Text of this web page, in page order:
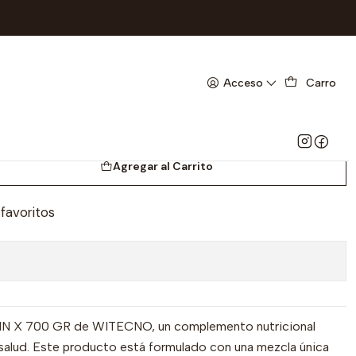
Acceso Carro
UBI 22-F-BODEGA D
X 700 GR- VITAMINAS
Agregar al Carrito
X 700 GR de WITECNO, un complemento nutricional
Este producto está formulado con una mezcla única